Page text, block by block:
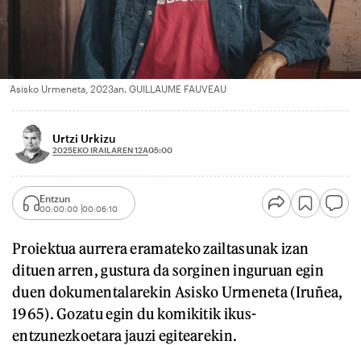
Asisko Urmeneta, 2023an. GUILLAUME FAUVEAU
Urtzi Urkizu
2025EKO IRAILAREN 12A05:00
Entzun
00:00:00 00:06:10
Proiektua aurrera eramateko zailtasunak izan
dituen arren, gustura da sorginen inguruan egin
duen dokumentalarekin Asisko Urmeneta (Iruñea,
1965). Gozatu egin du komikitik ikus-
entzunezkoetara jauzi egitearekin.